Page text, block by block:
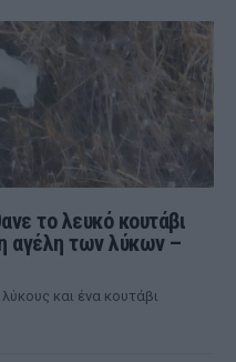
το λευκό κουτάβι
αγέλη των λύκων –
και ένα κουτάβι